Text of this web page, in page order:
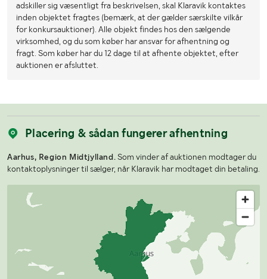
adskiller sig væsentligt fra beskrivelsen, skal Klaravik kontaktes
inden objektet fragtes (bemærk, at der gælder særskilte vilkår
for konkursauktioner). Alle objekt findes hos den sælgende
virksomhed, og du som køber har ansvar for afhentning og
fragt. Som køber har du 12 dage til at afhente objektet, efter
auktionen er afsluttet.
Placering & sådan fungerer afhentning
Aarhus, Region Midtjylland. Som vinder af auktionen modtager du
kontaktoplysninger til sælger, når Klaravik har modtaget din betaling.